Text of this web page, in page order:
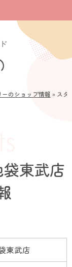
のショップ情報 » スタ
東武店
東武店